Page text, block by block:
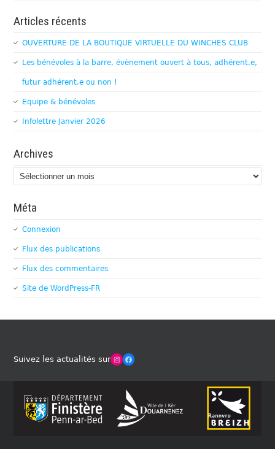
Articles récents
OUVERTURE DE LA BOUTIQUE VIRTUELLE DU WINCHES CLUB
Les bénévoles à la barre, évènement ouvert à tous, adhérent.e,
futur adhérent.e ou non !
Equipe & bénévoles
Infolettre Janvier 2026
Archives
Archives
Méta
Connexion
Flux des publications
Flux des commentaires
Site de WordPress-FR
Suivez les actualités surWinches Club OfficielFacebook